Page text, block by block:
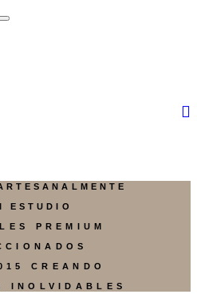
ESTUDIO
PREMIUM
CREANDO
INOLVIDABLES